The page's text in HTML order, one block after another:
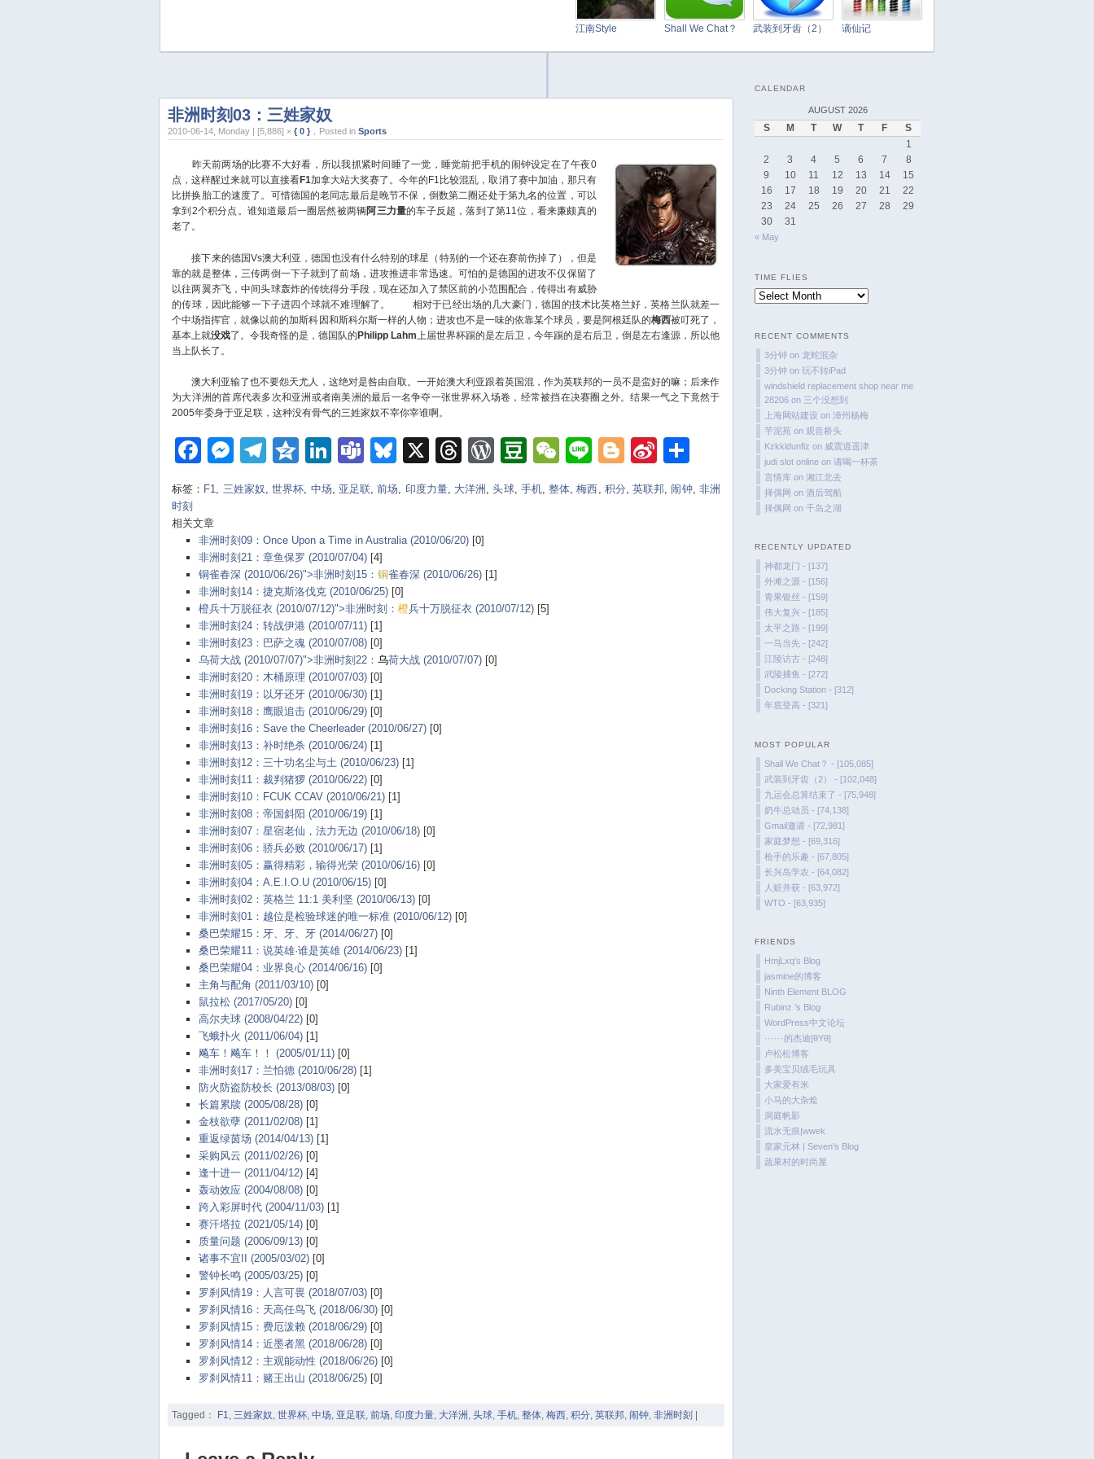
江南Style Shall We Chat？ 武装到牙齿（2） 谪仙记
非洲时刻03：三姓家奴
2010-06-14, Monday | [5,886] × { 0 } ，Posted in Sports
昨天前两场的比赛不大好看，所以我抓紧时间睡了一觉，睡觉前把手机的闹钟设定在了午夜0
点，这样醒过来就可以直接看F1加拿大站大奖赛了。今年的F1比较混乱，取消了赛中加油，那只有
比拼换胎工的速度了。可惜德国的老同志最后是晚节不保，倒数第二圈还处于第九名的位置，可以
拿到2个积分点。谁知道最后一圈居然被两辆阿三力量的车子反超，落到了第11位，看来廉颇真的
老了。
接下来的德国Vs澳大利亚，德国也没有什么特别的球星（特别的一个还在赛前伤掉了），但是
靠的就是整体，三传两倒一下子就到了前场，进攻推进非常迅速。可怕的是德国的进攻不仅保留了
以往两翼齐飞，中间头球轰炸的传统得分手段，现在还加入了禁区前的小范围配合，传得出有威胁
的传球，因此能够一下子进四个球就不难理解了。
相对于已经出场的几大豪门，德国的技术比英格兰好，英格兰队就差一
个中场指挥官，就像以前的加斯科因和斯科尔斯一样的人物；进攻也不是一味的依靠某个球员，要是阿根廷队的梅西被叮死了，
基本上就没戏了。令我奇怪的是，德国队的Philipp Lahm 上届世界杯踢的是左后卫，今年踢的是右后卫，倒是左右逢源，所以他
当上队长了。
澳大利亚输了也不要怨天尤人，这绝对是咎由自取。一开始澳大利亚跟着英国混，作为英联邦的一员不是蛮好的嘛；后来作
为大洋洲的首席代表多次和亚洲或者南美洲的最后一名争夺一张世界杯入场卷，经常被挡在决赛圈之外。结果一气之下竟然于
2005年委身于亚足联，这种没有骨气的三姓家奴不宰你宰谁啊。
Facebook
Messenger
Telegram
Qzone
LinkedIn
TeamsBluesky
X Threads
WordPress
Douban
WeChat
LineBlogger
Sina
Weibo
Share
标签： F1 三姓家奴 ,世界杯 中场 亚足联 ,前场 印度力量, 大洋洲 ,头球, 手机,整体 ,梅西 积分 英联邦 闹钟, 非洲
时刻
相关文章
非洲时刻09：Once Upon a Time in Australia (2010/06/20)[0]
非洲时刻21：章鱼保罗 (2010/07/04)[4]
铜雀春深 (2010/06/26)">非洲时刻15： 铜雀春深 (2010/06/26)[1]
非洲时刻14：捷克斯洛伐克 (2010/06/25)[0]
橙兵十万脱征衣 (2010/07/12)">非洲时刻： 橙兵十万脱征衣 (2010/07/12)[5]
非洲时刻24：转战伊港 (2010/07/11)[1]
非洲时刻23：巴萨之魂 (2010/07/08)[0]
乌荷大战 (2010/07/07)">非洲时刻22： 乌荷大战 (2010/07/07)[0]
非洲时刻20：木桶原理 (2010/07/03)[0]
非洲时刻19：以牙还牙 (2010/06/30)[1]
非洲时刻18：鹰眼追击 (2010/06/29)[0]
非洲时刻16：Save the Cheerleader (2010/06/27)[0]
非洲时刻13：补时绝杀 (2010/06/24)[1]
非洲时刻12：三十功名尘与土 (2010/06/23)[1]
非洲时刻11：裁判猪猡 (2010/06/22)[0]
非洲时刻10：FCUK CCAV (2010/06/21)[1]
非洲时刻08：帝国斜阳 (2010/06/19)[1]
非洲时刻07：星宿老仙，法力无边 (2010/06/18)[0]
非洲时刻06：骄兵必败 (2010/06/17)[1]
非洲时刻05：赢得精彩，输得光荣 (2010/06/16)[0]
非洲时刻04：A.E.I.O.U (2010/06/15)[0]
非洲时刻02：英格兰 11:1 美利坚 (2010/06/13)[0]
非洲时刻01：越位是检验球迷的唯一标准 (2010/06/12)[0]
桑巴荣耀15：牙、牙、牙 (2014/06/27)[0]
桑巴荣耀11：说英雄·谁是英雄 (2014/06/23)[1]
桑巴荣耀04：业界良心 (2014/06/16)[0]
主角与配角 (2011/03/10)[0]
鼠拉松 (2017/05/20)[0]
高尔夫球 (2008/04/22)[0]
飞蛾扑火 (2011/06/04)[1]
飚车！飚车！！ (2005/01/11)[0]
非洲时刻17：兰怕德 (2010/06/28)[1]
防火防盗防校长 (2013/08/03)[0]
长篇累牍 (2005/08/28)[0]
金枝欲孽 (2011/02/08)[1]
重返绿茵场 (2014/04/13)[1]
采购风云 (2011/02/26)[0]
逢十进一 (2011/04/12)[4]
轰动效应 (2004/08/08)[0]
跨入彩屏时代 (2004/11/03)[1]
赛汗塔拉 (2021/05/14)[0]
质量问题 (2006/09/13)[0]
诸事不宜II (2005/03/02)[0]
警钟长鸣 (2005/03/25)[0]
罗刹风情19：人言可畏 (2018/07/03)[0]
罗刹风情16：天高任鸟飞 (2018/06/30)[0]
罗刹风情15：费厄泼赖 (2018/06/29)[0]
罗刹风情14：近墨者黑 (2018/06/28)[0]
罗刹风情12：主观能动性 (2018/06/26)[0]
罗刹风情11：赌王出山 (2018/06/25)[0]
Tagged： F1, 三姓家奴, 世界杯, 中场, 亚足联, 前场, 印度力量, 大洋洲 , 头球, 手机, 整体, 梅西, 积分, 英联邦, 闹钟, 非洲时刻 |
CALENDAR
AUGUST 2026
S M T W T F
S
1
2
3 4 5 6 7
8
9
10 11 12 13 14
15
16
17 18 19 20 21
22
23
24 25 26 27 28
29
30
31
« May
TIME FLIES
Time
RECENT COMMENTS
3分钟 on 龙蛇混杂
3分钟 on 玩不转iPad
windshield replacement shop near me
28206 on 三个没想到
上海网站建设 on 漳州杨梅
芋泥苑 on 观音桥头
Kzkkldunfiz on 威震逍遥津
judi slot online on 请喝一杯茶
言情库 on 湘江北去
择偶网 on 酒后驾船
择偶网 on 千岛之湖
RECENTLY UPDATED
神都龙门 - [137]
外滩之源 - [156]
青果银丝 - [159]
伟大复兴 - [185]
太平之路 - [199]
一马当先 - [242]
江陵访古 - [248]
武陵捕鱼 - [272]
Docking Station - [312]
年底登高 - [321]
MOST POPULAR
Shall We Chat？ - [105,085]
武装到牙齿（2） - [102,048]
九运会总算结束了 - [75,948]
奶牛总动员 - [74,138]
Gmail邀请 - [72,981]
家庭梦想 - [69,316]
枪手的乐趣 - [67,805]
长兴岛学农 - [64,082]
人赃并获 - [63,972]
WTO - [63,935]
FRIENDS
HmjLxq's Blog
jasmine的博客
Ninth Element BLOG
Rubinz ’s Blog
WordPress中文论坛
······的杰迪[θYθ]
卢松松博客
多美宝贝绒毛玩具
大家爱有米
小马的大杂烩
洞庭帆影
流水无痕|wwek
皇家元林 | Seven’s Blog
蔬果村的时尚屋